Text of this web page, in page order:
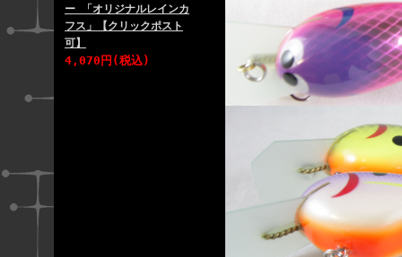
ー 「オリジナルレインカ
フス」【クリックポスト
可】
4,070円(税込)